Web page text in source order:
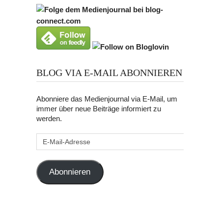
BLOG VIA E-MAIL ABONNIEREN
Abonniere das Medienjournal via E-Mail, um
immer über neue Beiträge informiert zu
werden.
Abonnieren